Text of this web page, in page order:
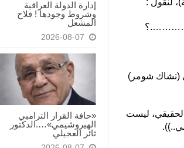
إدارة الدولة العراقية
وشروط وجودها ! فلاح
المشعل
2026-08-07
«حافة القرار الترامبي
الهيروشيمي»….الدكتور
ثائر العجيلي
لنقول :
(تشاك شومر)
ليست